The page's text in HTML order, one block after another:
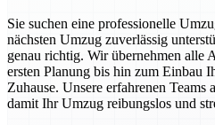
Sie suchen eine professionelle
nächsten Umzug zuverlässig
genau richtig. Wir übernehmen alle
ersten Planung bis hin zum Einbau
Zuhause. Unsere erfahrenen Teams
damit Ihr Umzug reibungslos und